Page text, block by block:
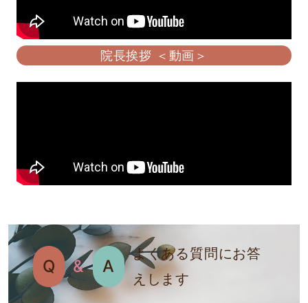
院長挨拶 ＜動画＞
Q & A
よくある質問にお答
えします